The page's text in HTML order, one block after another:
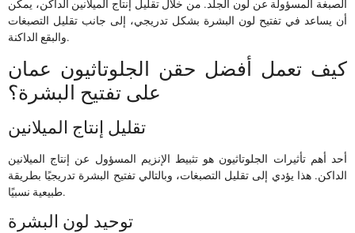
الصبغة المسؤولة عن لون الجلد. من خلال تقليل إنتاج الميلانين الداكن، يمكن
أن يساعد في تفتيح لون البشرة بشكل تدريجي، إلى جانب تقليل التصبغات
والبقع الداكنة.
كيف تعمل أفضل حقن الجلوتاثيون عمان
على تفتيح البشرة؟
تقليل إنتاج الميلانين
أحد أهم تأثيرات الجلوتاثيون هو تثبيط الإنزيم المسؤول عن إنتاج الميلانين
الداكن. هذا يؤدي إلى تقليل التصبغات، وبالتالي تفتيح البشرة تدريجيًا بطريقة
طبيعية نسبيًا.
توحيد لون البشرة